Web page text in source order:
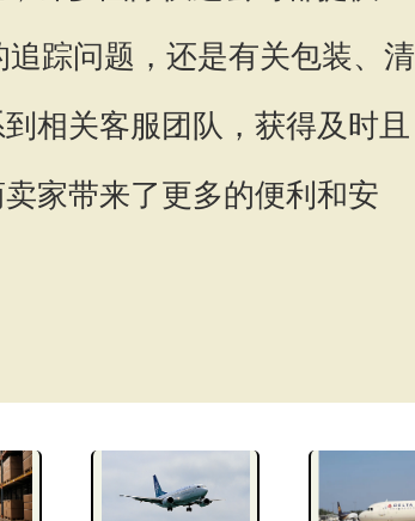
踪问题，还是有关包装、清
相关客服团队，获得及时且
家带来了更多的便利和安